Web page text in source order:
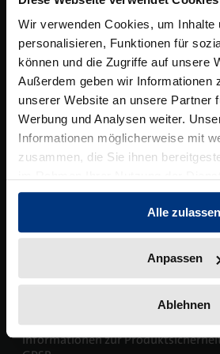
Wir verwenden Cookies, um Inhalte
personalisieren, Funktionen für
können und die Zugriffe auf unsere
Außerdem geben wir Informationen
unserer Website an unsere Partner
Werbung und Analysen weiter.
Informationen möglicherweise mit
zusammen, die Sie ihnen
Alle zulassen
Anpassen
Ablehnen
Ansprechpartner:innen
Das Lektorat
News
Neuigkeiten & Aktuelles
Karriere
Ihre Einstiegsmöglichkeiten
Termine
Rechtswissenschaft
Sozialwissenschaften
Geisteswissenschaften
Inlibra
Wissenschaftlich publizieren
Blog
rund um Ihre Publikation
Open Access
Service
Presse
Presse & Rezensionswesen
Dozentenservice
Belegexemplar für Lehrende
Mediadaten
Werben in Fachzeitschriften
Kataloge
Aktuelle Prospekte zum Download
Shop
Podcast
Umwelt- und Klimaschutz
Datenschutz
Urheberrecht
Verlagsrichtlinien
Barrierefreiheitserklärung
Impressum
Hinweisgebersystem der
C.H.BECK
Informationen zur